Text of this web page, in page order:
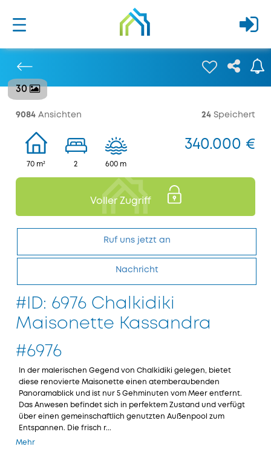
30
9084 Ansichten 24 Speichert
70 m² 2 600 m
340.000 €
Voller Zugriff
Ruf uns jetzt an
Nachricht
#ID: 6976 Chalkidiki
Maisonette Kassandra
#6976
In der malerischen Gegend von Chalkidiki gelegen, bietet
diese renovierte Maisonette einen atemberaubenden
Panoramablick und ist nur 5 Gehminuten vom Meer entfernt.
Das Anwesen befindet sich in perfektem Zustand und verfügt
über einen gemeinschaftlich genutzten Außenpool zum
Entspannen. Die frisch r...
Mehr